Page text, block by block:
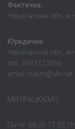
Фактична:
Чернігівська обл.,
Юридична:
Чернігівська обл.,
тел.: 0463123066
email: nukim@ukr.net
МИ ПРАЦЮЄМО:
Пн-Чт: 08.00-17.00;